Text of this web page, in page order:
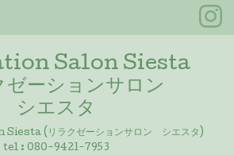
Salon Siesta
ゼーションサロン
シエスタ
(リラクゼーションサロン シエスタ)
tel : 080-9421-7953